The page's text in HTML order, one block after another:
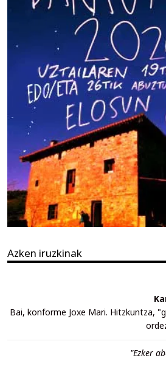
Azken iruzkinak
Bai, konforme Joxe Mari. Hitzkuntza,
"Ezker